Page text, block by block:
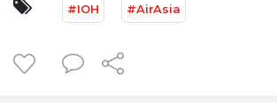
#IOH #AirAsia